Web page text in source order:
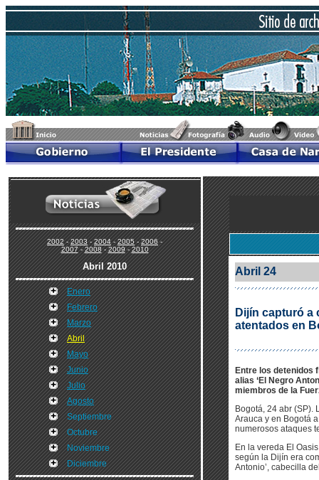
2002-2003-2004-2005-2006-
2007-2008-2009-2010
Abril 2010
Enero
Febrero
Marzo
Abril
Mayo
Junio
Julio
Agosto
Septiembre
Octubre
Noviembre
Diciembre
Abril 24
Dijín capturó a
atentados en
Entre los detenidos
alias ‘El Negro
miembros de la
Bogotá, 24 abr (SP).
Arauca y en Bogotá
numerosos ataques
En la vereda El
según la Dijín era
Antonio’, cabecilla